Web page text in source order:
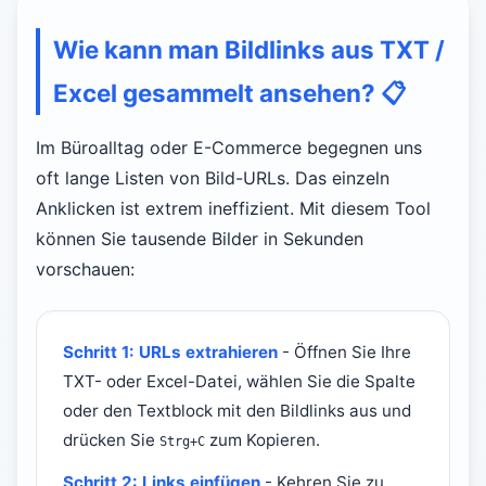
Wie kann man Bildlinks aus TXT /
Excel gesammelt ansehen? 📋
Im Büroalltag oder E-Commerce begegnen uns
oft lange Listen von Bild-URLs. Das einzeln
Anklicken ist extrem ineffizient. Mit diesem Tool
können Sie tausende Bilder in Sekunden
vorschauen:
Schritt 1: URLs extrahieren - Öffnen Sie Ihre
TXT- oder Excel-Datei, wählen Sie die Spalte
oder den Textblock mit den Bildlinks aus und
drücken Sie Strg+C zum Kopieren.